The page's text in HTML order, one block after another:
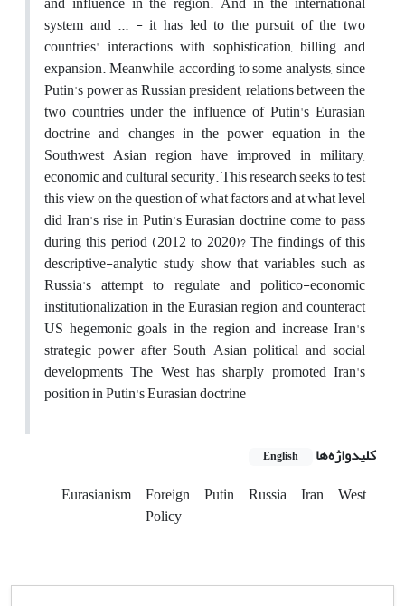
system and ... - it has led to the pursuit of the two
countries' interactions with sophistication, billing and
expansion. Meanwhile, according to some analysts, since
Putin's power as Russian president, relations between the
two countries under the influence of Putin's Eurasian
doctrine and changes in the power equation in the
Southwest Asian region have improved in military,
economic and cultural security. This research seeks to test
this view on the question of what factors and at what level
did Iran's rise in Putin's Eurasian doctrine come to pass
during this period (2012 to 2020)? The findings of this
descriptive-analytic study show that variables such as
Russia's attempt to regulate and politico-economic
institutionalization in the Eurasian region and counteract
US hegemonic goals in the region and increase Iran's
strategic power after South Asian political and social
developments The West has sharply promoted Iran's
position in Putin's Eurasian doctrine
کلیدواژه‌ها English
Eurasianism Foreign
Policy
Putin Russia Iran West